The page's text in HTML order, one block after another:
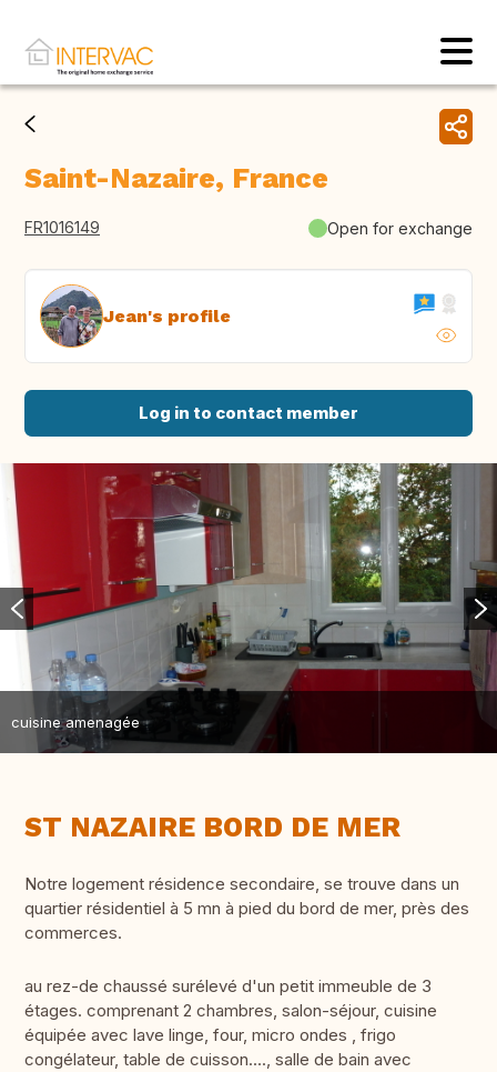
Saint-Nazaire, France
FR1016149 Open for exchange
Jean's profile
Log in to contact member
cuisine amenagée
ST NAZAIRE BORD DE MER
Notre logement résidence secondaire, se trouve dans un
quartier résidentiel à 5 mn à pied du bord de mer, près des
commerces.
au rez-de chaussé surélevé d'un petit immeuble de 3
étages. comprenant 2 chambres, salon-séjour, cuisine
équipée avec lave linge, four, micro ondes , frigo
congélateur, table de cuisson...., salle de bain avec